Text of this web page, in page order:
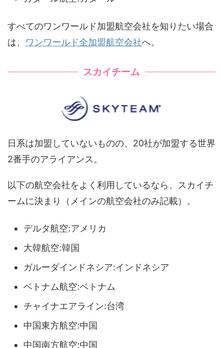
すべてのワンワールド加盟航空会社を知りたい場合
は、 ワンワールド全加盟航空会社へ。
スカイチーム
日系は加盟していないものの、20社が加盟する世界
2番手のアライアンス。
以下の航空会社をよく利用しているなら、スカイチ
ームに決まり（メインの航空会社のみ記載）。
デルタ航空:アメリカ
大韓航空:韓国
ガルーダインドネシア:インドネシア
ベトナム航空:ベトナム
チャイナエアライン:台湾
中国東方航空:中国
中国南方航空:中国